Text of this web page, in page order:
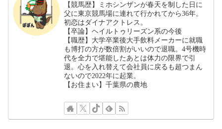
【競馬歴】ミホシンザンが春天を制した日に
父に東京競馬場に連れて行かれてから36年。
初恋はダイナアクトレス。
【卒論】ヘイルトゥリーズン系の今後
【職歴】大学卒業後大手飲料メーカーに就職
も博打の方が数倍割がいいので退職。4号機時
代を全力で堪能したあとは体力の限界で引
退。心を入れ替えて会社員に戻るも超つまん
ないので2022年に起業。
【お住まい】千葉県の農地